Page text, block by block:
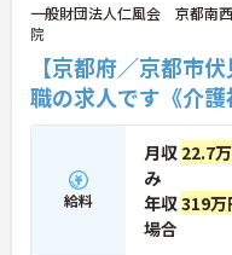
一般財団法人仁風会 京都南
院
【京都府／京都市
職の求人です《介護
給料
月収 22.7
み
年収319万
場合